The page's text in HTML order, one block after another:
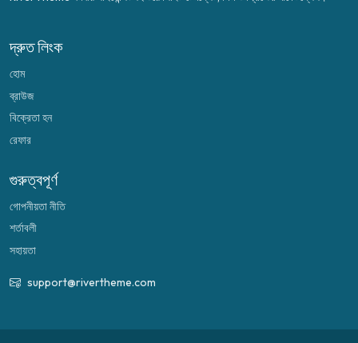
দ্রুত লিংক
হোম
ব্রাউজ
বিক্রেতা হন
রেফার
গুরুত্বপূর্ণ
গোপনীয়তা নীতি
শর্তাবলী
সহায়তা
support@rivertheme.com